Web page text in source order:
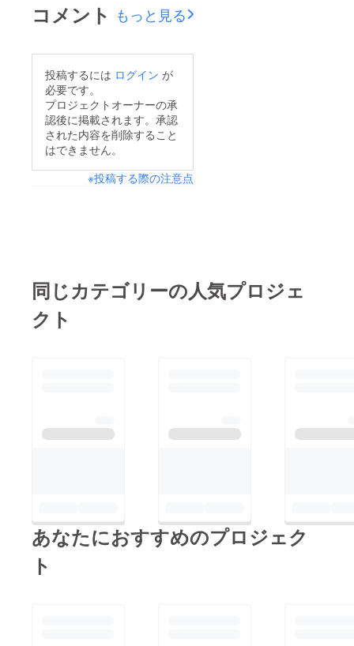
コメント もっと見る
投稿するには ログイン が
必要です。
プロジェクトオーナーの承
認後に掲載されます。承認
された内容を削除すること
はできません。
※投稿する際の注意点
同じカテゴリーの人気プロジェ
クト
あなたにおすすめのプロジェク
ト